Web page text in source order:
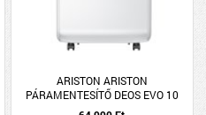
ARISTON ARISTON
PÁRAMENTESÍTŐ DEOS EVO 10
10L/NAP, 1,9L VÍZTARTÁLY